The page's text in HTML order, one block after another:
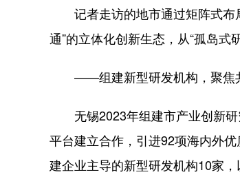
记者走访的地市通过矩阵式布
通”的立体化创新生态，从“孤岛式
——组建新型研发机构，聚焦共
无锡2023年组建市产业创新研
平台建立合作，引进92项海内外
建企业主导的新型研发机构10家